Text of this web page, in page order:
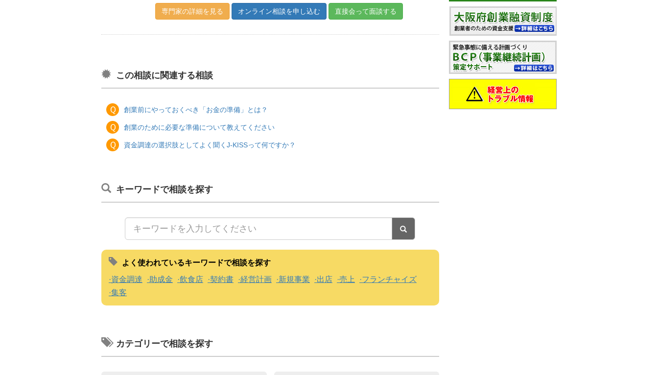
専門家の詳細を見る オンライン相談を申し込む 直接会って面談する
この相談に関連する相談
Ｑ 創業前にやっておくべき「お金の準備」とは？
Ｑ 創業のために必要な準備について教えてください
Ｑ 資金調達の選択肢としてよく聞くJ-KISSって何ですか？
キーワードで相談を探す
よく使われているキーワードで相談を探す
資金調達
助成金 飲食店 契約書 経営計画 新規事業 出店 売上
フランチャイズ
集客
カテゴリーで相談を探す